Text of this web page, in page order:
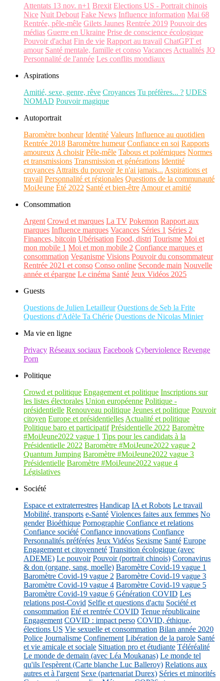
Attentats 13 nov. n+1 Brexit Elections US - Portrait chinois
Nice Nuit Debout Fake News Influence information Mai 68
Rentrée, pêle-mêle Gilets Jaunes Rentrée 2019 Pouvoir des
médias Guerre en Ukraine Prise de conscience écologique
Pouvoir d'achat Fin de vie Rapport au travail ChatGPT et
amour Santé mentale, famille et conso Vacances Actualités JO
Personnalité de l'année Les conflits mondiaux
Aspirations
Amitié, sexe, genre, rêve Croyances Tu préfères... ? UDES
NOMAD Pouvoir magique
Autoportrait
Baromètre bonheur Identité Valeurs Influence au quotidien
Rentrée 2018 Baromètre humeur Confiance en soi Rapports
amoureux A choisir Pêle-mêle Tabous et polémiques Normes
et transmissions Transmission et générations Identité
croyances Attraits du pouvoir Je n'ai jamais... Aspirations et
travail Personnalité et régionales Questions de la communauté
MoiJeune Été 2022 Santé et bien-être Amour et amitié
Consommation
Argent Crowd et marques La TV Pokemon Rapport aux
marques Influence marques Vacances Séries 1 Séries 2
Finances, bitcoin Ubérisation Food, distri Tourisme Moi et
mon mobile 1 Moi et mon mobile 2 Confiance marques et
consommation Veganisme Visions Pouvoir du consommateur
Rentrée 2021 et conso Conso online Seconde main Nouvelle
année et épargne Le cinéma Santé Jeux Vidéos 2025
Guests
Questions de Julien Letailleur Questions de Seb la Frite
Questions d'Adèle Ta Chérie Questions de Nicolas Minier
Ma vie en ligne
Privacy Réseaux sociaux Facebook Cyberviolence Revenge
Porn
Politique
Crowd et politique Engagement et politique Inscriptions sur
les listes électorales Union européenne Politique -
présidentielle Renouveau politique Jeunes et politique Pouvoir
citoyen Europe et présidentielles Actualité et politique
Politique baro et participatif Présidentielle 2022 Baromètre
#MoiJeune2022 vague 1 Tips pour les candidats à la
Présidentielle 2022 Baromètre #MoiJeune2022 vague 2
Quantum Jumping Baromètre #MoiJeune2022 vague 3
Présidentielle Baromètre #MoiJeune2022 vague 4
Législatives
Société
Espace et extraterrestres Handicap IA et Robots Le travail
Mobilité, transports e-Santé Violences faites aux femmes No
gender Bioéthique Pornographie Confiance et relations
Confiance société Confiance innovations Confiance
Personnalités préférées Jeux Vidéos Sexisme Santé Europe
Engagement et citoyenneté Transition écologique (avec
ADEME) Le pouvoir Pouvoir (portrait chinois) Coronavirus
& don (organe, sang, moelle) Baromètre Covid-19 vague 1
Baromètre Covid-19 vague 2 Baromètre Covid-19 vague 3
Baromètre Covid-19 vague 4 Baromètre Covid-19 vague 5
Baromètre Covid-19 vague 6 Génération COVID Les
relations post-Covid Selfie et questions d'actu Société et
consommation Eté et rentrée COVID Tenue républicaine
Engagement COVID : impact perso COVID, éthique,
élections US Vie sexuelle et consommation Bilan année 2020
Police Journalisme Confinement Libération de la parole Santé
et vie amicale et sociale Situation pro et étudiante Téléréalité
Le monde de demain (avec Léa Moukanas) Le monde tel
qu'ils l'espèrent (Carte blanche Luc Balleroy) Relations aux
autres et à l'argent Sexe (partenariat Durex) Séries et minorités